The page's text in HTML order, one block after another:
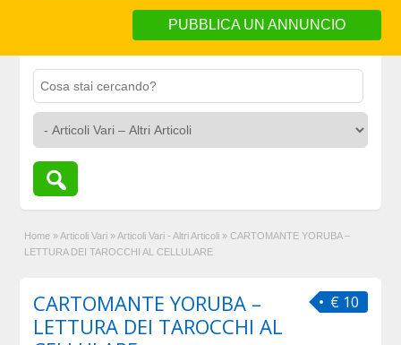
PUBBLICA UN ANNUNCIO
Home » Articoli Vari » Articoli Vari - Altri Articoli » CARTOMANTE YORUBA –
LETTURA DEI TAROCCHI AL CELLULARE
€ 10
CARTOMANTE YORUBA –
LETTURA DEI TAROCCHI AL